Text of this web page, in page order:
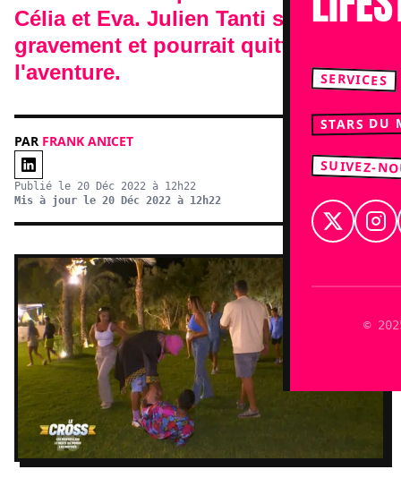
SERVICES
STARS DU
SUIVEZ-
©
!
Célia et Eva. Julien Tanti se blesse
gravement et pourrait quitter
l'aventure.
PAR FRANK ANICET
Publié le 20 Déc 2022 à 12h22
Mis à jour le 20 Déc 2022 à 12h22